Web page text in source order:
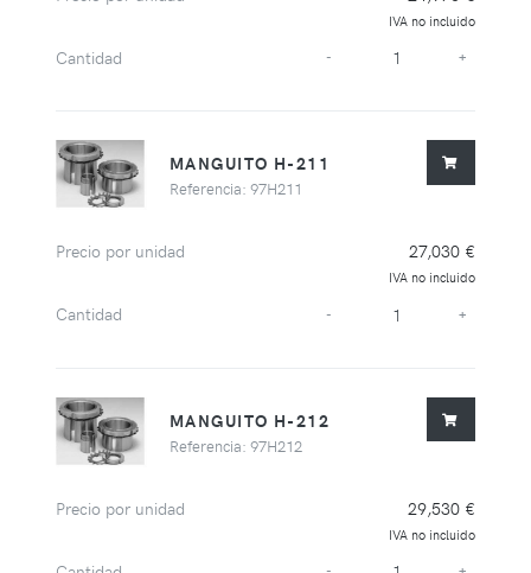
IVA no incluido
Cantidad - +
MANGUITO H-211
Referencia: 97H211
Precio por unidad 27,030 €
IVA no incluido
Cantidad - +
MANGUITO H-212
Referencia: 97H212
Precio por unidad 29,530 €
IVA no incluido